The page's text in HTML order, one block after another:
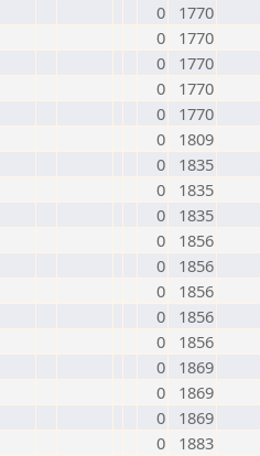
0
1770
0
1770
0
1770
0
1770
0
1770
0
1809
0
1835
0
1835
0
1835
0
1856
0
1856
0
1856
0
1856
0
1856
0
1869
0
1869
0
1869
0
1883